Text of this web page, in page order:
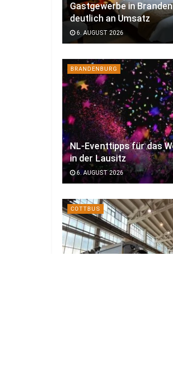
Gastgewerbe in
deutlich an Umsatz
6. AUGUST 2026
BRANDENBURG
NL-Eventtipps für das
in der Lausitz
6. AUGUST 2026
COTTBUS